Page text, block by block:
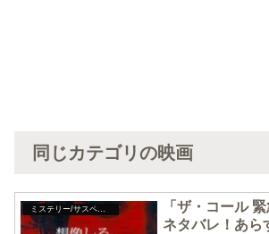
同じカテゴリの映画
ミステリー/サスペンス
「ザ・コール
ネタバレ！あら